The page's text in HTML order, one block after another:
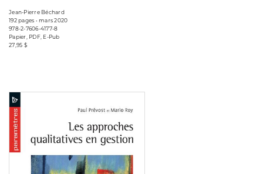
Jean-Pierre Béchard
192 pages • mars 2020
978-2-7606-4177-8
Papier, PDF, E-Pub
27,95 $